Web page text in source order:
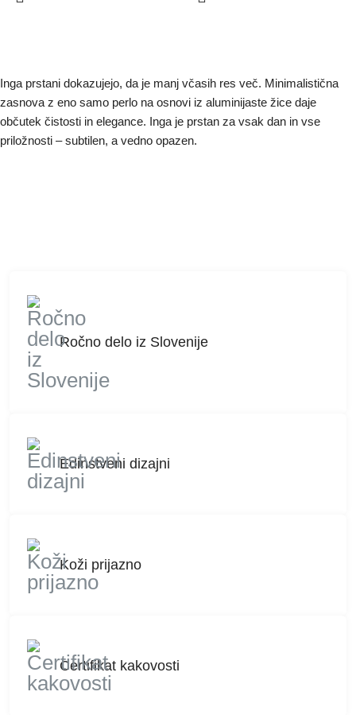
Inga prstani dokazujejo, da je manj včasih res več. Minimalistična
zasnova z eno samo perlo na osnovi iz aluminijaste žice daje
občutek čistosti in elegance. Inga je prstan za vsak dan in vse
priložnosti – subtilen, a vedno opazen.
Ročno delo iz Slovenije
Edinstveni dizajni
Koži prijazno
Certifikat kakovosti